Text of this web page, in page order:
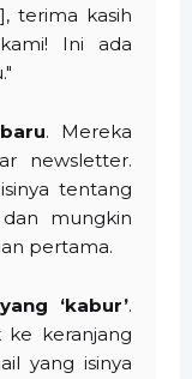
terima kasih
Ini ada
. Mereka
newsletter.
tentang
mungkin
pertama.
‘kabur’.
ke keranjang
yang isinya